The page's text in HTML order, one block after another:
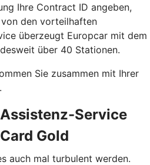
Ihre Contract ID angeben,
den vorteilhaften
überzeugt Europcar mit dem
über 40 Stationen.
Sie zusammen mit Ihrer
Service
Gold
auch mal turbulent werden.